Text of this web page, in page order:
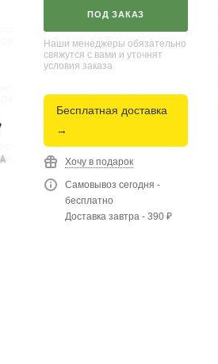
ПОД ЗАКАЗ
Наши менеджеры обязательно
свяжутся с вами и уточнят
условия заказа
Бесплатная доставка
→
Хочу в подарок
Самовывоз сегодня -
бесплатно
Доставка завтра - 390 ₽